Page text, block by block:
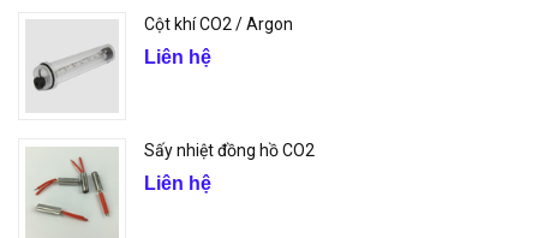
Cột khí CO2 / Argon
Liên hệ
Sấy nhiệt đồng hồ CO2
Liên hệ